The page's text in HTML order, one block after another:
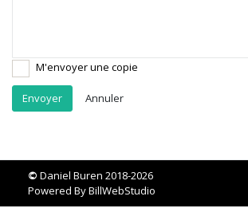
M'envoyer une copie
Annuler
© Daniel Buren 2018-2026
Powered ByBillWebStudio